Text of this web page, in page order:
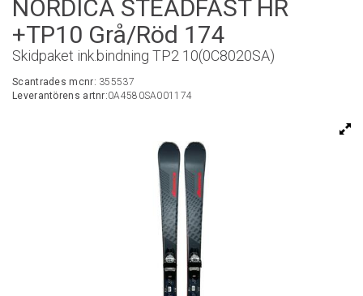
NORDICA STEADFAST HR
+TP10 Grå/Röd 174
Skidpaket ink.bindning TP2 10(0C8020SA)
Scantrades mcnr: 355537
Leverantörens artnr:0A4580SA001174